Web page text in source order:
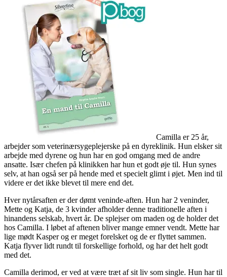
Camilla er 25 år,
arbejder som veterinærsygeplejerske på en dyreklinik. Hun elsker sit
arbejde med dyrene og hun har en god omgang med de andre
ansatte. Især chefen på klinikken har hun et godt øje til. Hun synes
selv, at han også ser på hende med et specielt glimt i øjet. Men ind til
videre er det ikke blevet til mere end det.
Hver nytårsaften er der dømt veninde-aften. Hun har 2 veninder,
Mette og Katja, de 3 kvinder afholder denne traditionelle aften i
hinandens selskab, hvert år. De splejser om maden og de holder det
hos Camilla. I løbet af aftenen bliver mange emner vendt. Mette har
lige mødt Kasper og er meget forelsket og de er flyttet sammen.
Katja flyver lidt rundt til forskellige forhold, og har det helt godt
med det.
Camilla derimod, er ved at være træt af sit liv som single. Hun har til